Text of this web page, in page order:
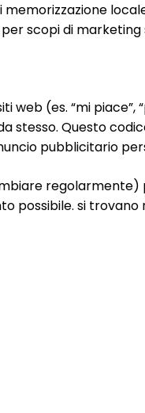
scopi di marketing
(es. “mi piace”,
Questo
pubblicitario
possibile. si trovano